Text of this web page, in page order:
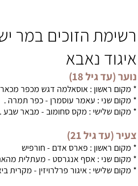
נאבא
גיל 18)
ראשון : אוסאלמה דגש מכפר מכאר .
שני : עאמר עוסמרן - כפר תמרה .
שלישי : מקס סחומוב - מבאר שבע .
גיל 21)
ראשון : פארס אדם - חורפיש
שני : אסף אנגרסט - מעתלית מהאתר
שלישי : איגור פרלרויזין - מקרית ביאליק.